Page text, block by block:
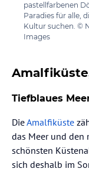
pastellfarbenen
Paradies für alle,
Kultur suchen. ©
Images
Tiefblaues
DieAmalfiküste
das Meer und den
schönsten
sich deshalb im